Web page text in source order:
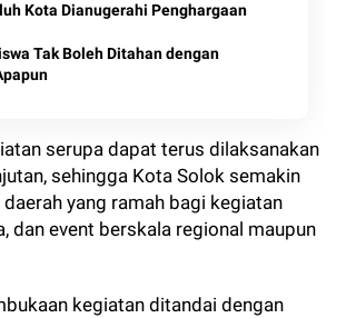
Kota Dianugerahi Penghargaan
Tak Boleh Ditahan dengan
serupa dapat terus dilaksanakan
sehingga Kota Solok semakin
yang ramah bagi kegiatan
dan event berskala regional maupun
kegiatan ditandai dengan